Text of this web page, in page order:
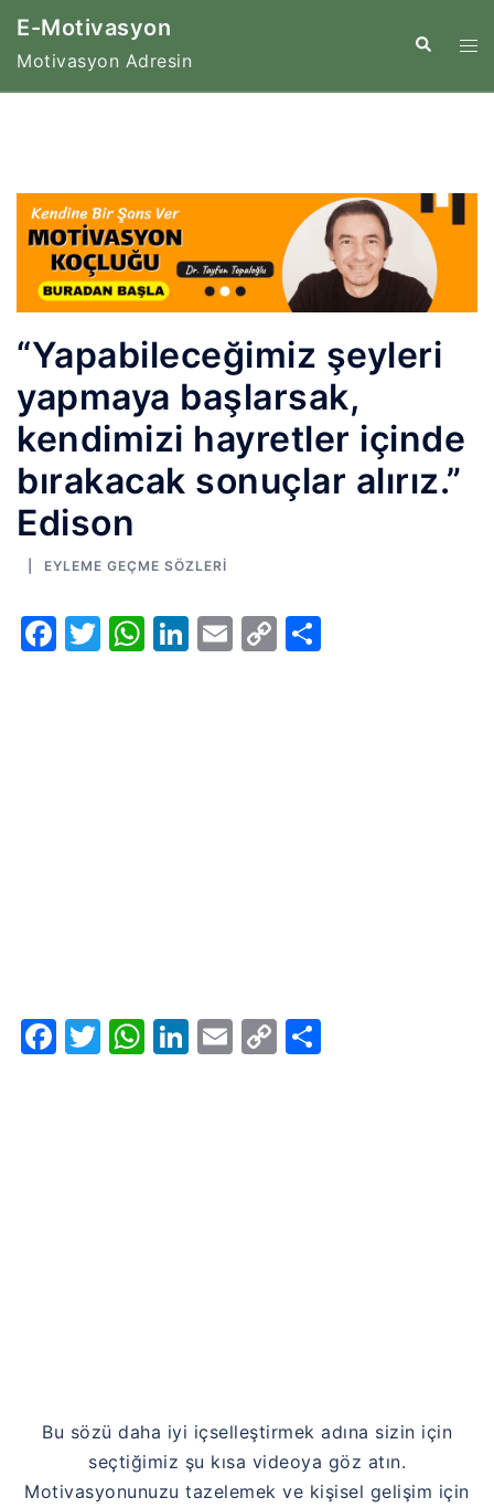
İçeriğe
E-Motivasyon
Motivasyon Adresin
Search
“Yapabileceğimiz şeyleri
yapmaya başlarsak,
kendimizi hayretler içinde
bırakacak sonuçlar alırız.”
Edison
EYLEME GEÇME SÖZLERI
Facebook
Twitter
WhatsApp
LinkedIn
Email
Copy
Facebook
Twitter
WhatsApp
LinkedIn
Email
Copy
Bu sözü daha iyi içselleştirmek adına sizin için
seçtiğimiz şu kısa videoya göz atın.
Motivasyonunuzu tazelemek ve kişisel gelişim için